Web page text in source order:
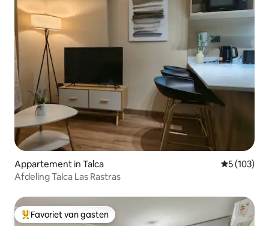
Appartement in Talca
5 (103)
Afdeling Talca Las Rastras
Topfavoriet van gasten
Favoriet van gasten